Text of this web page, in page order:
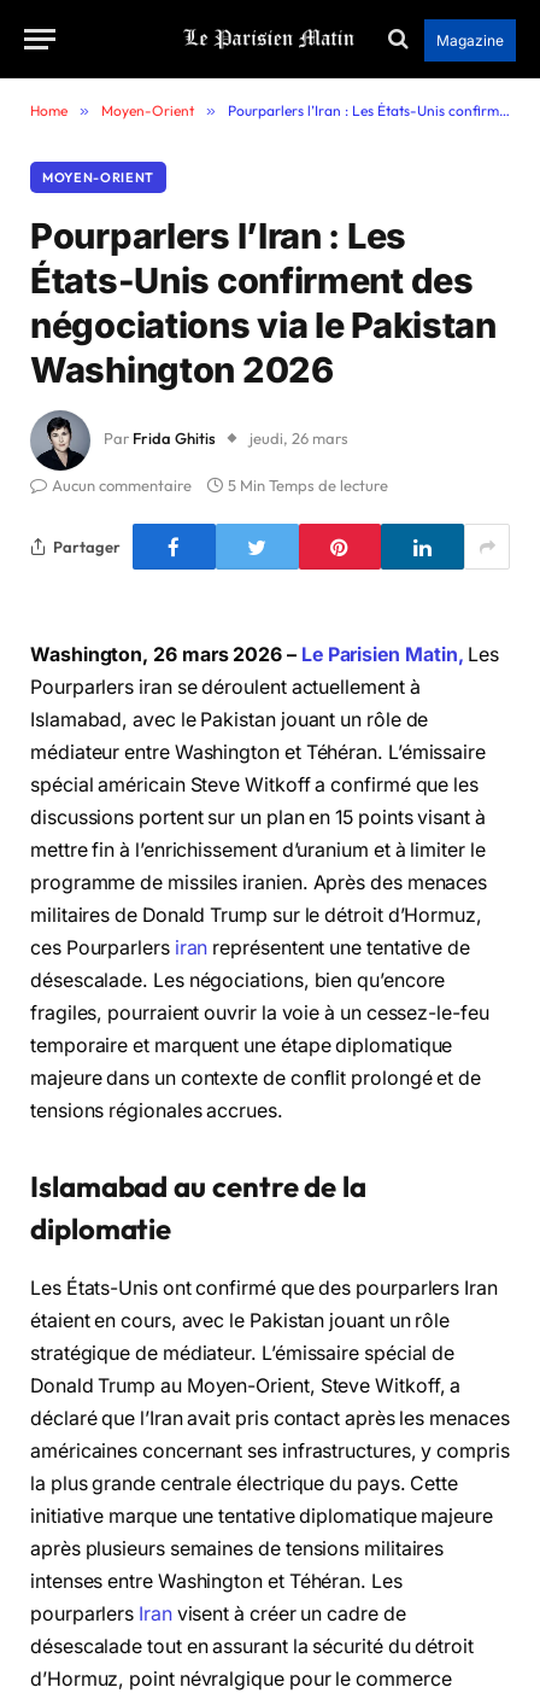
Magazine
Home » Moyen-Orient » Pourparlers l’Iran : Les États-Unis confirment des négociations via le Pakistan Washington 2026
MOYEN-ORIENT
Pourparlers l’Iran : Les
États-Unis confirment des
négociations via le Pakistan
Washington 2026
Par Frida Ghitis jeudi, 26 mars
Aucun commentaire 5 Min Temps de lecture
Partager
Washington, 26 mars 2026 – Le Parisien Matin, Les
Pourparlers iran se déroulent actuellement à
Islamabad, avec le Pakistan jouant un rôle de
médiateur entre Washington et Téhéran. L’émissaire
spécial américain Steve Witkoff a confirmé que les
discussions portent sur un plan en 15 points visant à
mettre fin à l’enrichissement d’uranium et à limiter le
programme de missiles iranien. Après des menaces
militaires de Donald Trump sur le détroit d’Hormuz,
ces Pourparlers iran représentent une tentative de
désescalade. Les négociations, bien qu’encore
fragiles, pourraient ouvrir la voie à un cessez-le-feu
temporaire et marquent une étape diplomatique
majeure dans un contexte de conflit prolongé et de
tensions régionales accrues.
Islamabad au centre de la
diplomatie
Les États-Unis ont confirmé que des pourparlers Iran
étaient en cours, avec le Pakistan jouant un rôle
stratégique de médiateur. L’émissaire spécial de
Donald Trump au Moyen-Orient, Steve Witkoff, a
déclaré que l’Iran avait pris contact après les menaces
américaines concernant ses infrastructures, y compris
la plus grande centrale électrique du pays. Cette
initiative marque une tentative diplomatique majeure
après plusieurs semaines de tensions militaires
intenses entre Washington et Téhéran. Les
pourparlers Iranvisent à créer un cadre de
désescalade tout en assurant la sécurité du détroit
d’Hormuz, point névralgique pour le commerce